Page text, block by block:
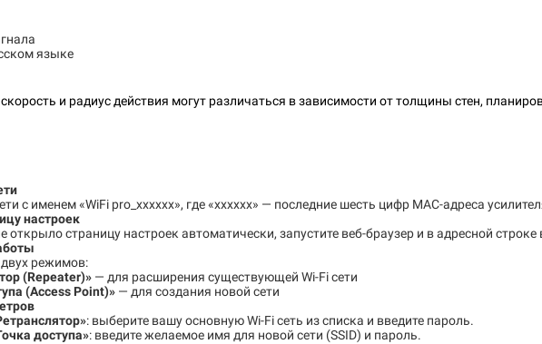
языке
и радиус действия могут различаться в зависимости от толщины стен,
с именем «WiFi pro_xxxxxx», где «xxxxxx» — последние шесть цифр MAC-адреса
настроек
открыло страницу настроек автоматически, запустите веб-браузер и в адресной строке
режимов:
(Repeater)» — для расширения существующей Wi-Fi сети
(Access Point)» — для создания новой сети
: выберите вашу основную Wi-Fi сеть из списка и введите пароль.
доступа»: введите желаемое имя для новой сети (SSID) и пароль.